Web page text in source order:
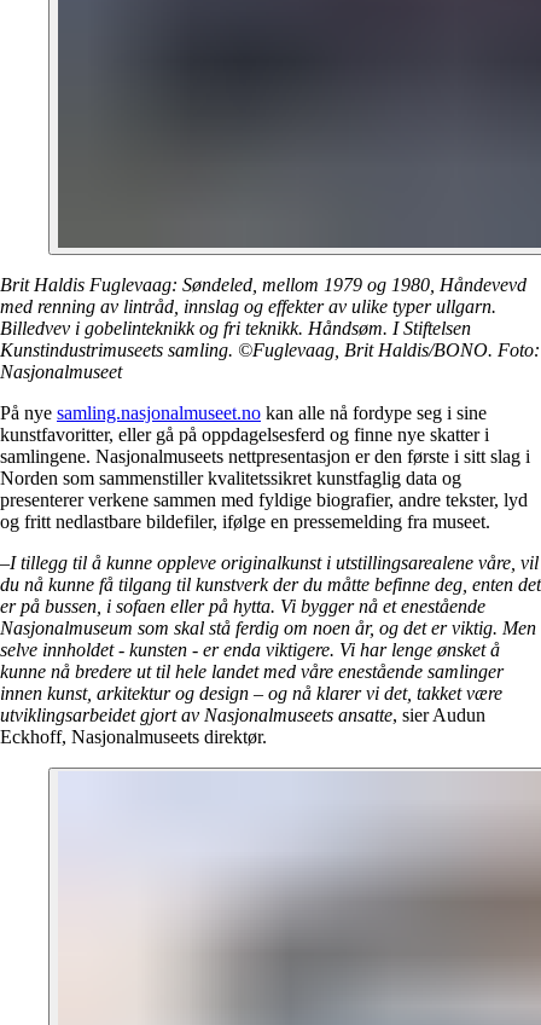
Brit Haldis Fuglevaag: Søndeled, mellom 1979 og 1980, Håndevevd
med renning av lintråd, innslag og effekter av ulike typer ullgarn.
Billedvev i gobelinteknikk og fri teknikk. Håndsøm. I Stiftelsen
Kunstindustrimuseets samling. ©Fuglevaag, Brit Haldis/BONO. Foto:
Nasjonalmuseet
På nye samling.nasjonalmuseet.no kan alle nå fordype seg i sine
kunstfavoritter, eller gå på oppdagelsesferd og finne nye skatter i
samlingene. Nasjonalmuseets nettpresentasjon er den første i sitt slag i
Norden som sammenstiller kvalitetssikret kunstfaglig data og
presenterer verkene sammen med fyldige biografier, andre tekster, lyd
og fritt nedlastbare bildefiler, ifølge en pressemelding fra museet.
–I tillegg til å kunne oppleve originalkunst i utstillingsarealene våre, vil
du nå kunne få tilgang til kunstverk der du måtte befinne deg, enten det
er på bussen, i sofaen eller på hytta. Vi bygger nå et enestående
Nasjonalmuseum som skal stå ferdig om noen år, og det er viktig. Men
selve innholdet - kunsten - er enda viktigere. Vi har lenge ønsket å
kunne nå bredere ut til hele landet med våre enestående samlinger
innen kunst, arkitektur og design – og nå klarer vi det, takket være
utviklingsarbeidet gjort av Nasjonalmuseets ansatte, sier Audun
Eckhoff, Nasjonalmuseets direktør.